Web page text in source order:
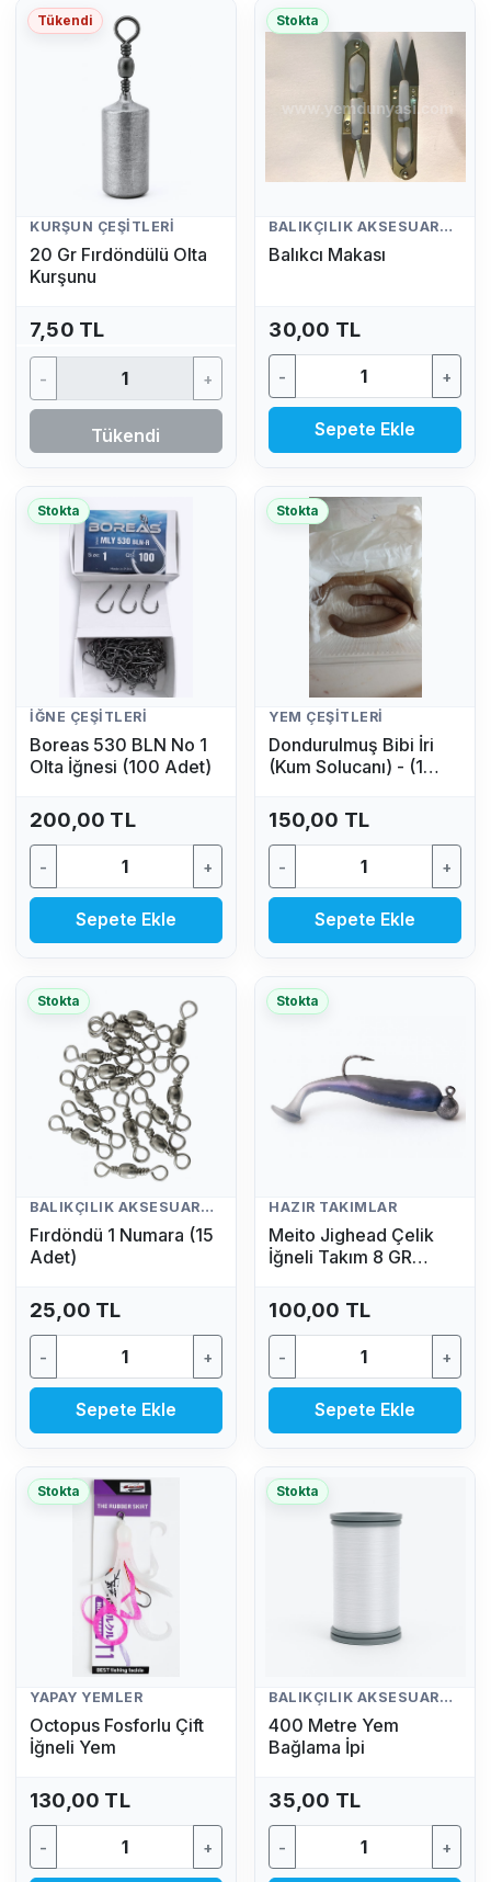
Tükendi
KURŞUN ÇEŞITLERI
20 Gr Fırdöndülü Olta
Kurşunu
7,50 TL
- +
Tükendi
Stokta
BALIKÇILIK AKSESUARLARI
Balıkcı Makası
30,00 TL
- +
Sepete Ekle
Stokta
İĞNE ÇEŞITLERI
Boreas 530 BLN No 1
Olta İğnesi (100 Adet)
200,00 TL
- +
Sepete Ekle
Stokta
YEM ÇEŞITLERI
Dondurulmuş Bibi İri
(Kum Solucanı) - (1
150,00 TL
- +
Sepete Ekle
Stokta
BALIKÇILIK AKSESUARLARI
Fırdöndü 1 Numara (15
Adet)
25,00 TL
- +
Sepete Ekle
Stokta
HAZIR TAKIMLAR
Meito Jighead Çelik
İğneli Takım 8 GR
100,00 TL
- +
Sepete Ekle
Stokta
YAPAY YEMLER
Octopus Fosforlu Çift
İğneli Yem
130,00 TL
- +
Stokta
BALIKÇILIK AKSESUARLARI
400 Metre Yem
Bağlama İpi
35,00 TL
- +